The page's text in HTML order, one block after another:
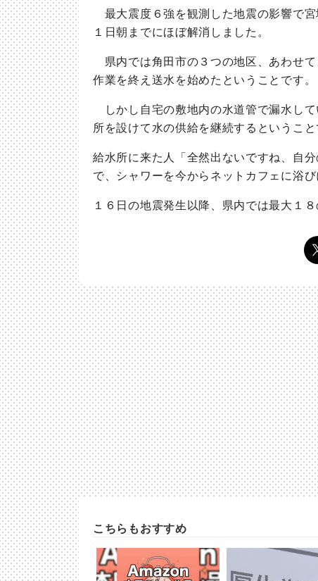
最大震度６強を観測した地震の影響で
１日朝までにほぼ解消しました。
県内では角田市の３つの地区、あわせ
作業を終え送水を始めたということです。
しかし自宅の敷地内の水道管で漏水し
所を設けて水の供給を継続するということ
給水所に来た人「全然出ないですね、自
で、シャワーを今からネットカフェに浴び
１６日の地震発生以降、県内では最大１
こちらもおすすめ